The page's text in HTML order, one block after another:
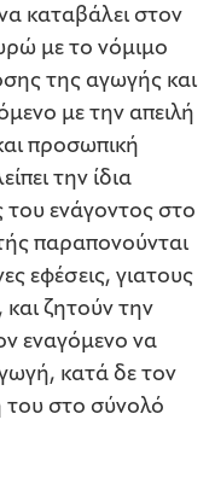
καταβάλει στον
με το νόμιμο
της αγωγής και
με την απειλή
προσωπική
την ίδια
ενάγοντος στο
παραπονούνται
εφέσεις, γιατους
ζητούν την
εναγόμενο να
κατά δε τον
του στο σύνολό